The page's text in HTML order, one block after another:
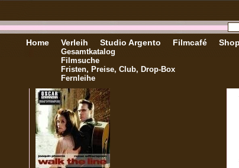
Home Verleih
Gesamtkatalog
Filmsuche
Fristen, Preise, Club, Drop-Box
Fernleihe
Studio Argento Filmcafé Shop